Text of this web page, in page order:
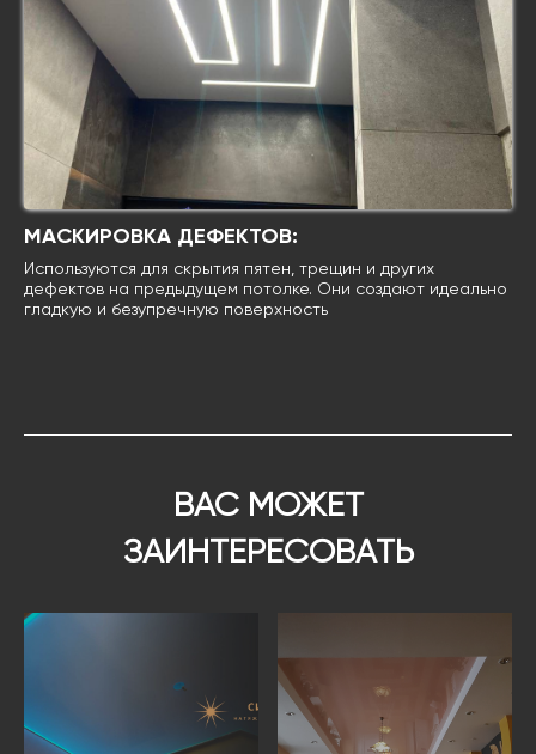
МАСКИРОВКА ДЕФЕКТОВ:
Используются для скрытия пятен, трещин и других
дефектов на предыдущем потолке. Они создают идеально
гладкую и безупречную поверхность
ВАС МОЖЕТ
ЗАИНТЕРЕСОВАТЬ